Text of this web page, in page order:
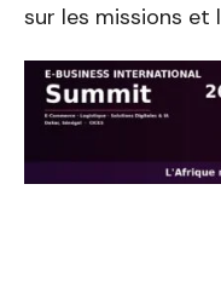
sur les missions et